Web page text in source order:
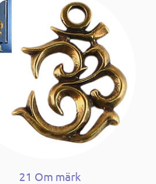
21 Om märk